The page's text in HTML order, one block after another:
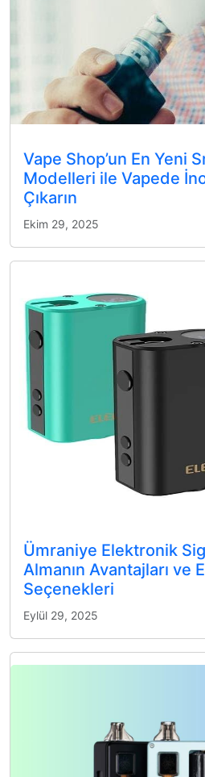
Vape Shop’un En Yeni
Modelleri ile Vapede
Çıkarın
Ekim 29, 2025
Ümraniye Elektronik
Almanın Avantajları ve
Seçenekleri
Eylül 29, 2025